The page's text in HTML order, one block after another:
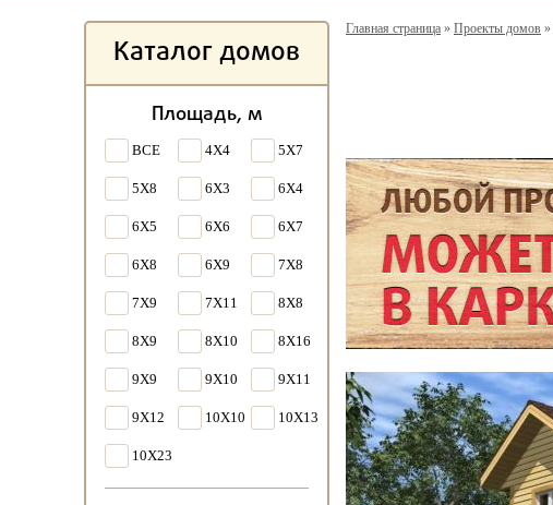
Каталог домов
Площадь, м
ВСЕ 4X4 5X7
5X8 6X3 6X4
6X5 6X6 6X7
6X8 6X9 7X8
7X9 7X11 8X8
8X9 8X10 8X16
9X9 9X10 9X11
9X12 10X10 10X13
10X23
Главная страница » Проекты домов »